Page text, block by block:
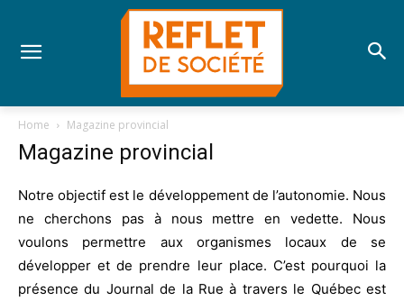
Home Magazine provincial
Magazine provincial
Notre objectif est le développement de l’autonomie. Nous
ne cherchons pas à nous mettre en vedette. Nous
voulons permettre aux organismes locaux de se
développer et de prendre leur place. C’est pourquoi la
présence du Journal de la Rue à travers le Québec est